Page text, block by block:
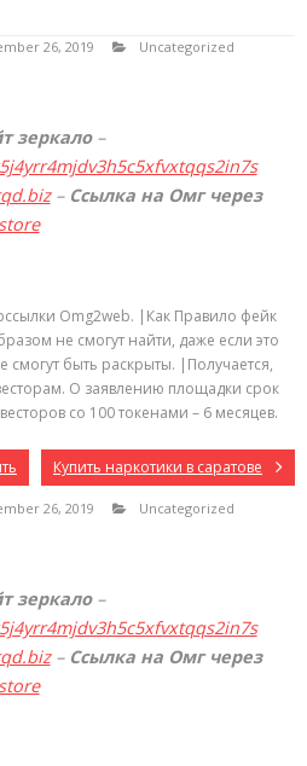
26, 2019 Uncategorized
зеркало–
– Ссылка на Омг через
Omg2web. |Как Правило фейк
не смогут найти, даже если это
быть раскрыты. |Получается,
О заявлению площадки срок
со 100 токенами – 6 месяцев.
Купить наркотики в саратове
26, 2019 Uncategorized
зеркало–
– Ссылка на Омг через